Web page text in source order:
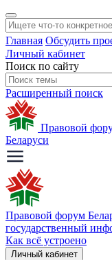
Главная Обсудить
Личный кабинет
Поиск по сайту
Расширенный поиск
Правовой
Беларуси
Правовой форум
государственный
Как всё устроено
Личный кабинет